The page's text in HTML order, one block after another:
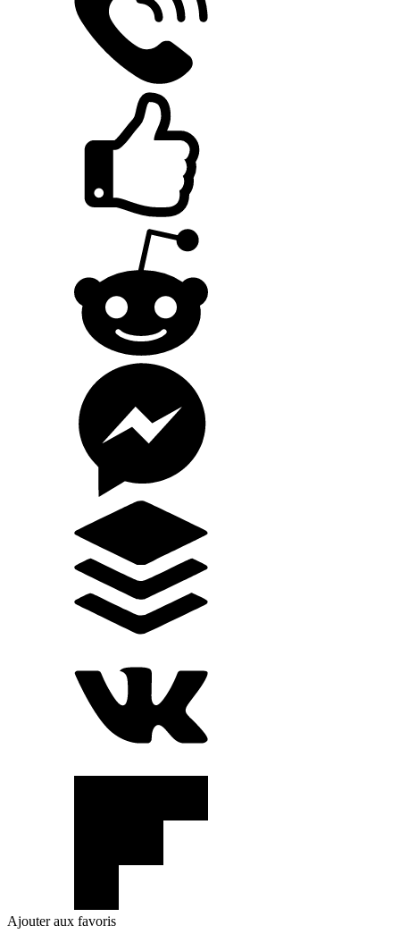
Ajouter aux favoris